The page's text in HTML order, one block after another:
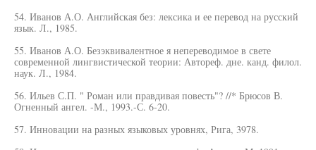
54. Иванов А.О. Английская без: лексика и ее перевод на русский
язык. Л., 1985.
55. Иванов А.О. Безэквивалентное я непереводимое в свете
современной лингвистической теории: Автореф. дне. канд. филол.
наук. Л., 1984.
56. Ильев С.П. " Роман или правдивая повесть"? //* Брюсов В.
Огненный ангел. -М., 1993.-С. 6-20.
57. Инновации на разных языковых уровнях, Рига, 3978.